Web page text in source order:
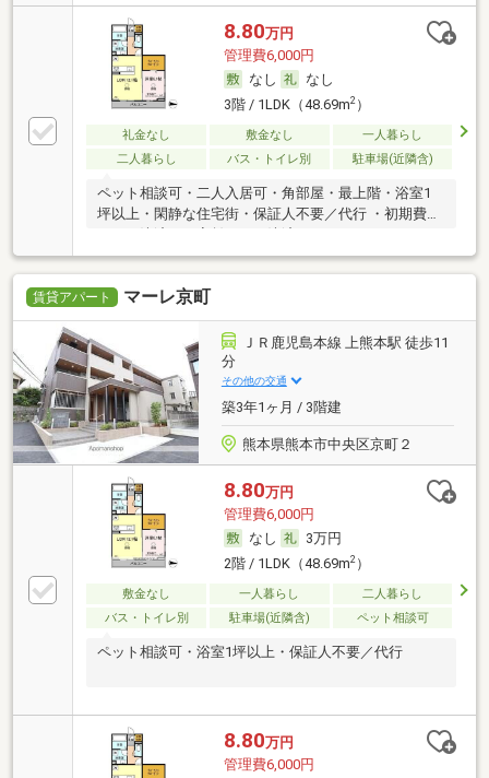
8.80万円
管理費6,000円
なし
なし
3階 / 1LDK（48.69m2）
礼金なし 敷金なし
一人暮らし
二人暮らし
バス・トイレ別 駐車場(近隣含)
ペット相談可・二人入居可・角部屋・最上階・浴室1
坪以上・閑静な住宅街・保証人不要／代行 ・初期費用
賃貸アパート マーレ京町
ＪＲ鹿児島本線 上熊本駅 徒歩11
分
その他の交通
築3年1ヶ月 / 3階建
熊本県熊本市中央区京町２
8.80万円
管理費6,000円
なし
3万円
2階 / 1LDK（48.69m2）
敷金なし 一人暮らし
二人暮らし
バス・トイレ別
駐車場(近隣含) ペット相談可
ペット相談可・浴室1坪以上・保証人不要／代行
8.80万円
管理費6,000円